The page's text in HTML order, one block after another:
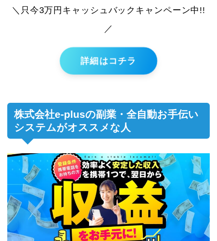
＼只今3万円キャッシュバックキャンペーン中!!
／
詳細はコチラ
株式会社e-plusの副業・全自動お手伝い
システムがオススメな人